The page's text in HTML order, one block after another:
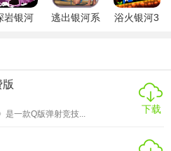
岩银河
逃出银河系
浴火银河3
是一款Q版弹射竞技...
下载